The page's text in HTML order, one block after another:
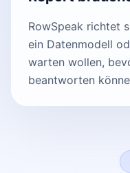
RowSpeak richtet
ein Datenmodell
warten wollen,
beantworten